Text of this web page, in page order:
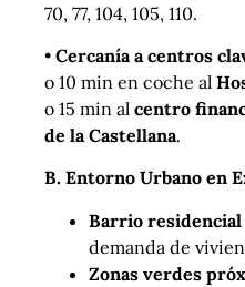
70, 77, 104, 105, 110.
• Cercanía a centros
o 10 min en coche al
o 15 min al centro
de la Castellana.
B. Entorno Urbano en
Barrio residencial
demanda de
Zonas verdes